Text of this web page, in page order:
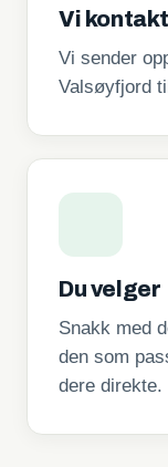
Vi
Vi sender
Valsøyfjord
Du velger
Snakk med
den som
dere direkte.